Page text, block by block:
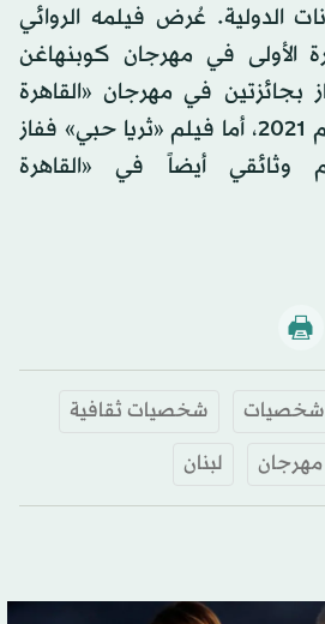
الدولية. عُرض فيلمه الروائي
الأولى في مهرجان كوبنهاغن
بجائزتين في مهرجان «القاهرة
السينمائي الدولي» عام 2021، أما فيلم «ثريا حبي» ففاز
وثائقي أيضاً في «القاهرة
شخصيات
شخصيات ثقافية
مهرجان لبنان